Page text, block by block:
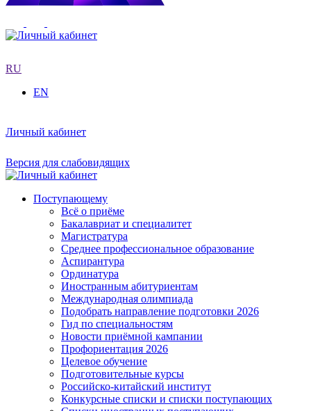
RU
EN
Личный кабинет
Версия для слабовидящих
Поступающему
Всё о приёме
Бакалавриат и специалитет
Магистратура
Среднее профессиональное образование
Аспирантура
Ординатура
Иностранным абитуриентам
Международная олимпиада
Подобрать направление подготовки 2026
Гид по специальностям
Новости приёмной кампании
Профориентация 2026
Целевое обучение
Подготовительные курсы
Российско-китайский институт
Конкурсные списки и списки поступающих